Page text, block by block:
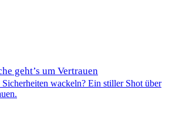
geht’s um Vertrauen
wackeln? Ein stiller Shot über